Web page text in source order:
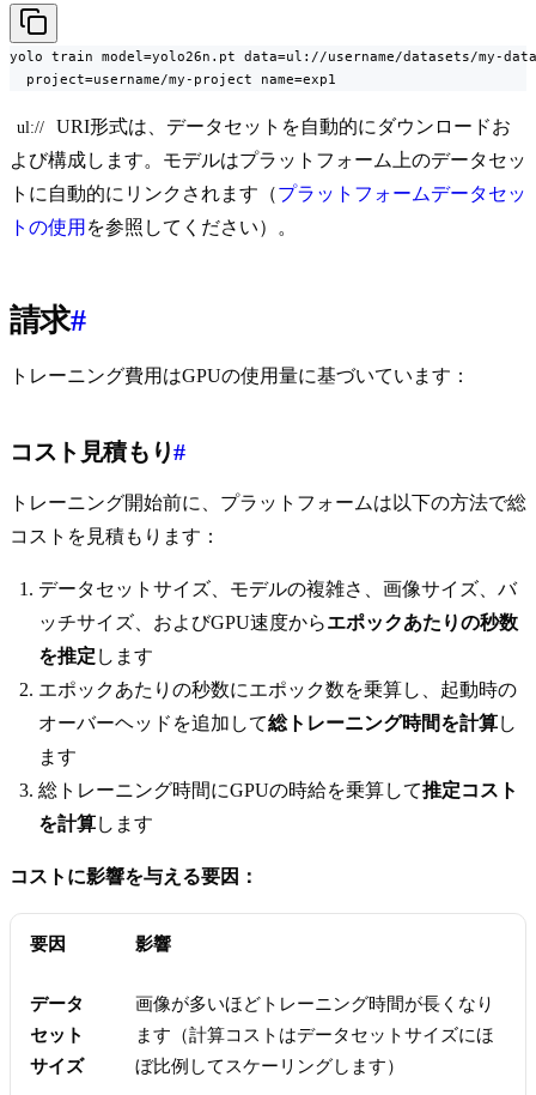
yolo train model=yolo26n.pt data=ul://username/datasets/my-
  project=username/my-project name=exp1
ul://
URI形式は、データセットを自動的にダウンロードお
よび構成します。モデルはプラットフォーム上のデータセッ
トに自動的にリンクされます（プラットフォームデータセッ
トの使用 を参照してください）。
請求#
トレーニング費用はGPUの使用量に基づいています：
コスト見積もり#
トレーニング開始前に、プラットフォームは以下の方法で総
コストを見積もります：
データセットサイズ、モデルの複雑さ、画像サイズ、バ
ッチサイズ、およびGPU速度からエポックあたりの秒数
を推定 します
エポックあたりの秒数にエポック数を乗算し、起動時の
オーバーヘッドを追加して総トレーニング時間を計算し
ます
総トレーニング時間にGPUの時給を乗算して推定コスト
を計算します
コストに影響を与える要因：
要因 影響
データ
セット
サイズ
画像が多いほどトレーニング時間が長くなり
ます（計算コストはデータセットサイズにほ
ぼ比例してスケーリングします）